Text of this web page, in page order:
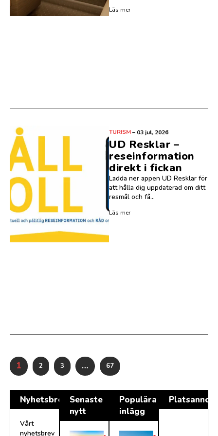
Läs mer
TURISM– 03 jul, 2026
UD Resklar –
reseinformation
direkt i fickan
Ladda ner appen UD Resklar för
att hålla dig uppdaterad om ditt
resmål och få...
Läs mer
1 2 3 … 67
Nyhetsbrev
Vårt
nyhetsbrev
Senaste
nytt
Populära
inlägg